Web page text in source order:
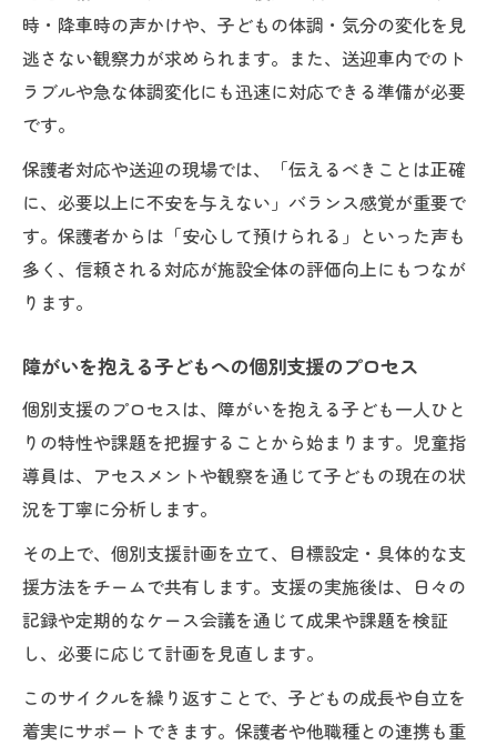
時・降車時の声かけや、子どもの体調・気分の変化を見
逃さない観察力が求められます。また、送迎車内でのト
ラブルや急な体調変化にも迅速に対応できる準備が必要
です。
保護者対応や送迎の現場では、「伝えるべきことは正確
に、必要以上に不安を与えない」バランス感覚が重要で
す。保護者からは「安心して預けられる」といった声も
多く、信頼される対応が施設全体の評価向上にもつなが
ります。
障がいを抱える子どもへの個別支援のプロセス
個別支援のプロセスは、障がいを抱える子ども一人ひと
りの特性や課題を把握することから始まります。児童指
導員は、アセスメントや観察を通じて子どもの現在の状
況を丁寧に分析します。
その上で、個別支援計画を立て、目標設定・具体的な支
援方法をチームで共有します。支援の実施後は、日々の
記録や定期的なケース会議を通じて成果や課題を検証
し、必要に応じて計画を見直します。
このサイクルを繰り返すことで、子どもの成長や自立を
着実にサポートできます。保護者や他職種との連携も重